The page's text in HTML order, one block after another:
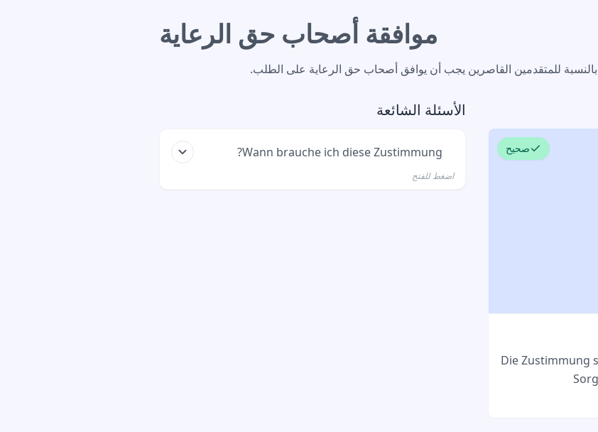
موافقة أصحاب حق الرعاية
بالنسبة للمتقدمين القاصرين يجب أن يوافق أصحاب حق الرعاية على الطلب.
صحيح
Die Zustimmung
الأسئلة الشائعة
Wann brauche ich diese Zustimmung?
اضغط للفتح